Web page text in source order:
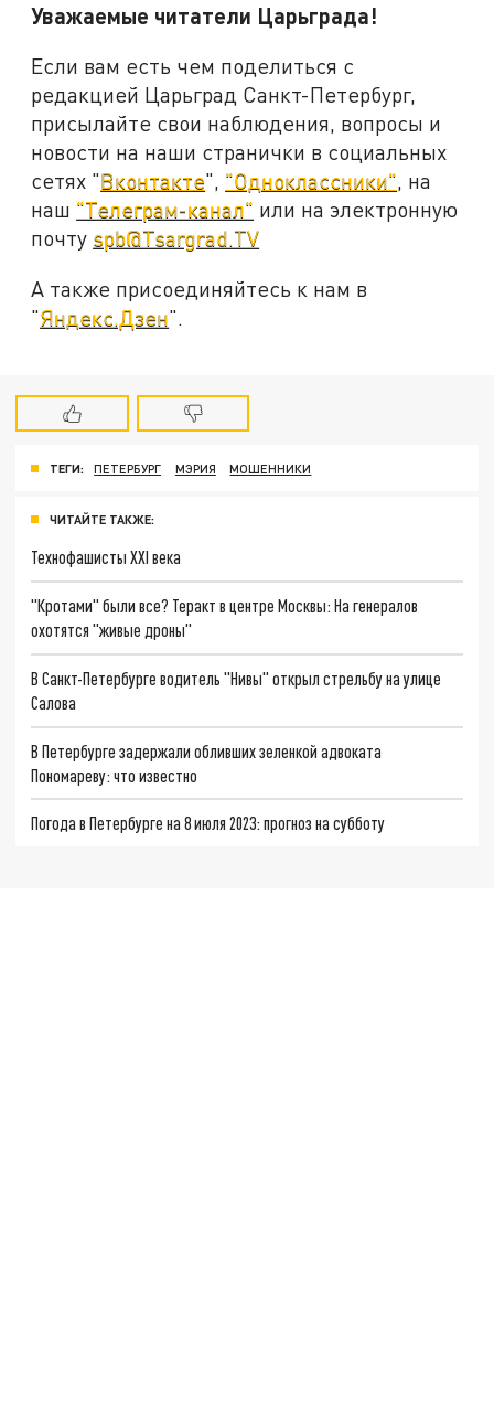
Уважаемые читатели Царьграда!
Если вам есть чем поделиться с
редакцией Царьград Санкт-Петербург,
присылайте свои наблюдения, вопросы и
новости на наши странички в социальных
сетях "Вконтакте", "Одноклассники", на
наш "Телеграм-канал" или на электронную
почту spb@Tsargrad.TV
А также присоединяйтесь к нам в
"Яндекс.Дзен".
ТЕГИ: ПЕТЕРБУРГ МЭРИЯ МОШЕННИКИ
ЧИТАЙТЕ ТАКЖЕ:
Технофашисты XXI века
"Кротами" были все? Теракт в центре Москвы: На генералов
охотятся "живые дроны"
В Санкт-Петербурге водитель "Нивы" открыл стрельбу на улице
Салова
В Петербурге задержали обливших зеленкой адвоката
Пономареву: что известно
Погода в Петербурге на 8 июля 2023: прогноз на субботу